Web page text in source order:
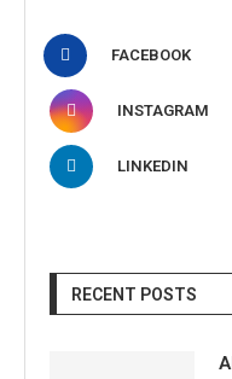
FACEBOOK
INSTAGRAM
LINKEDIN
RECENT POSTS